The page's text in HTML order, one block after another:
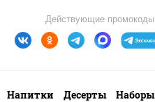
Действующие промокоды
Напитки Десерты Наборы